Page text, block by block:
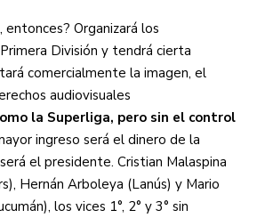
entonces? Organizará los
División y tendrá cierta
comercialmente la imagen, el
audiovisuales
la Superliga, pero sin el control
ingreso será el dinero de la
el presidente. Cristian Malaspina
Hernán Arboleya (Lanús) y Mario
los vices 1°, 2° y 3° sin